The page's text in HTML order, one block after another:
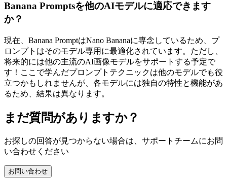
Banana Promptsを他のAIモデルに適応できます
か？
現在、Banana PromptはNano Bananaに専念しているため、プ
ロンプトはそのモデル専用に最適化されています。ただし、
将来的には他の主流のAI画像モデルをサポートする予定で
す！ここで学んだプロンプトテクニックは他のモデルでも役
立つかもしれませんが、各モデルには独自の特性と機能があ
るため、結果は異なります。
まだ質問がありますか？
お探しの回答が見つからない場合は、サポートチームにお問
い合わせください
お問い合わせ